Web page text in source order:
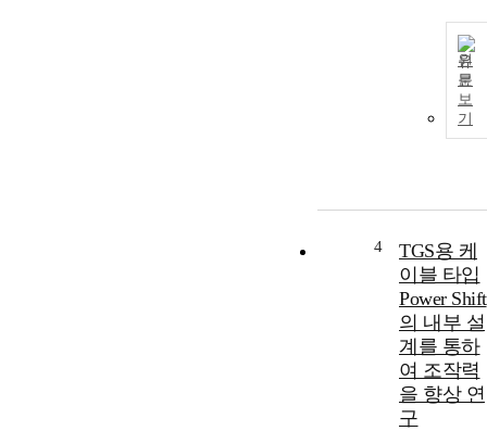
원
문
보
기
4
TGS용 케
이블 타입
Power Shift
의 내부 설
계를 통하
여 조작력
을 향상 연
구